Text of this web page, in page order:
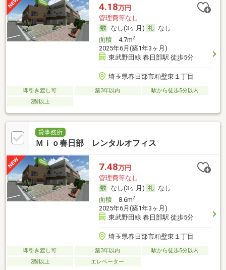
4.18万円
管理費等なし
なし(3ヶ月)
なし
面積4.7m2
2025年6月(築1年3ヶ月)
東武野田線 春日部駅 徒歩5分
埼玉県春日部市粕壁東１丁目
即引き渡し可 築3年以内
駅から徒歩5分以内
2階以上
貸事務所
Ｍｉｏ春日部 レンタルオフィス
7.48万円
管理費等なし
なし(3ヶ月)
なし
面積8.6m2
2025年6月(築1年3ヶ月)
東武野田線 春日部駅 徒歩5分
埼玉県春日部市粕壁東１丁目
即引き渡し可 築3年以内
駅から徒歩5分以内
2階以上
エレベーター